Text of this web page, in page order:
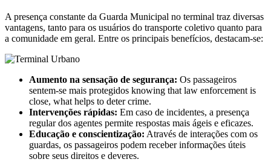
A presença constante da Guarda Municipal no terminal traz diversas
vantagens, tanto para os usuários do transporte coletivo quanto para
a comunidade em geral. Entre os principais benefícios, destacam-se:
Aumento na sensação de segurança: Os passageiros
sentem-se mais protegidos knowing that law enforcement is
close, what helps to deter crime.
Intervenções rápidas: Em caso de incidentes, a presença
regular dos agentes permite respostas mais ágeis e eficazes.
Educação e conscientização: Através de interações com os
guardas, os passageiros podem receber informações úteis
sobre seus direitos e deveres.